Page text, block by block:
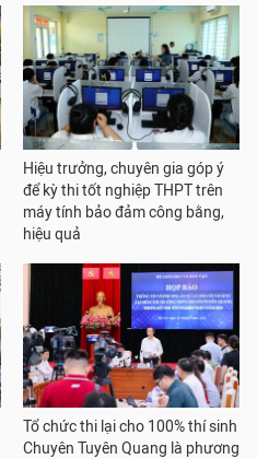
Hiệu trưởng, chuyên gia góp ý
để kỳ thi tốt nghiệp THPT trên
máy tính bảo đảm công bằng,
hiệu quả
Tổ chức thi lại cho 100% thí sinh
Chuyên Tuyên Quang là phương